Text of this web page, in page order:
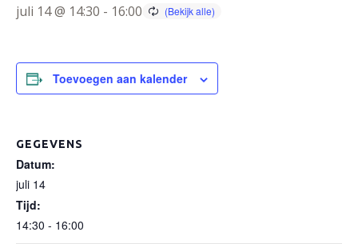
juli 14 @ 14:30 - 16:00
Toevoegen aan kalender
GEGEVENS
Datum:
juli 14
Tijd:
14:30 - 16:00